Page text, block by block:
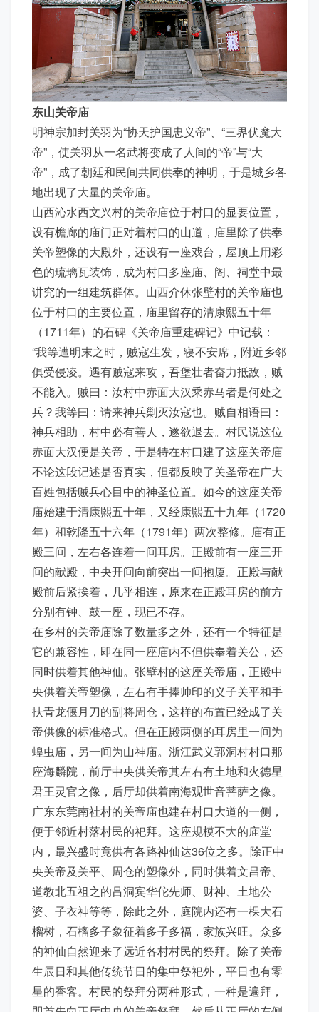
东山关帝庙
明神宗加封关羽为“协天护国忠义帝”、“三界伏魔大
帝”，使关羽从一名武将变成了人间的“帝”与“大
帝”，成了朝廷和民间共同供奉的神明，于是城乡各
地出现了大量的关帝庙。
山西沁水西文兴村的关帝庙位于村口的显要位置，
设有檐廊的庙门正对着村口的山道，庙里除了供奉
关帝塑像的大殿外，还设有一座戏台，屋顶上用彩
色的琉璃瓦装饰，成为村口多座庙、阁、祠堂中最
讲究的一组建筑群体。山西介休张壁村的关帝庙也
位于村口的主要位置，庙里留存的清康熙五十年
（1711年）的石碑《关帝庙重建碑记》中记载：
“我等遭明末之时，贼寇生发，寝不安席，附近乡邻
俱受侵凌。遇有贼寇来攻，吾堡壮者奋力抵敌，贼
不能入。贼曰：汝村中赤面大汉乘赤马者是何处之
兵？我等曰：请来神兵剿灭汝寇也。贼自相语曰：
神兵相助，村中必有善人，遂欲退去。村民说这位
赤面大汉便是关帝，于是特在村口建了这座关帝庙
不论这段记述是否真实，但都反映了关圣帝在广大
百姓包括贼兵心目中的神圣位置。如今的这座关帝
庙始建于清康熙五十年，又经康熙五十九年（1720
年）和乾隆五十六年（1791年）两次整修。庙有正
殿三间，左右各连着一间耳房。正殿前有一座三开
间的献殿，中央开间向前突出一间抱厦。正殿与献
殿前后紧挨着，几乎相连，原来在正殿耳房的前方
分别有钟、鼓一座，现已不存。
在乡村的关帝庙除了数量多之外，还有一个特征是
它的兼容性，即在同一座庙内不但供奉着关公，还
同时供着其他神仙。张壁村的这座关帝庙，正殿中
央供着关帝塑像，左右有手捧帅印的义子关平和手
扶青龙偃月刀的副将周仓，这样的布置已经成了关
帝供像的标准格式。但在正殿两侧的耳房里一间为
蝗虫庙，另一间为山神庙。浙江武义郭洞村村口那
座海麟院，前厅中央供关帝其左右有土地和火德星
君王灵官之像，后厅却供着南海观世音菩萨之像。
广东东莞南社村的关帝庙也建在村口大道的一侧，
便于邻近村落村民的祀拜。这座规模不大的庙堂
内，最兴盛时竟供有各路神仙达36位之多。除正中
央关帝及关平、周仓的塑像外，同时供着文昌帝、
道教北五祖之的吕洞宾华佗先师、财神、土地公
婆、子衣神等等，除此之外，庭院内还有一棵大石
榴树，石榴多子象征着多子多福，家族兴旺。众多
的神仙自然迎来了远近各村村民的祭拜。除了关帝
生辰日和其他传统节日的集中祭祀外，平日也有零
星的香客。村民的祭拜分两种形式，一种是遍拜，